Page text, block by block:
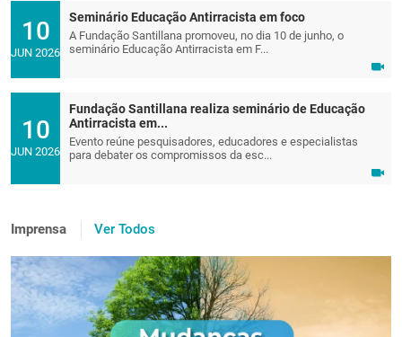
10
JUN 2026
Seminário Educação Antirracista em foco
A Fundação Santillana promoveu, no dia 10 de junho, o
seminário Educação Antirracista em F...
10
JUN 2026
Fundação Santillana realiza seminário de Educação
Antirracista em...
Evento reúne pesquisadores, educadores e especialistas
para debater os compromissos da esc...
Imprensa Ver Todos